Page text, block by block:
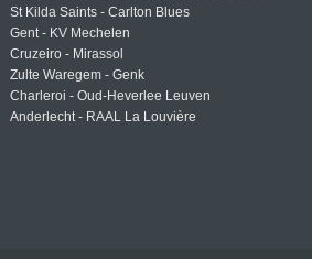
St Kilda Saints - Carlton Blues
Gent - KV Mechelen
Cruzeiro - Mirassol
Zulte Waregem - Genk
Charleroi - Oud-Heverlee Leuven
Anderlecht - RAAL La Louvière